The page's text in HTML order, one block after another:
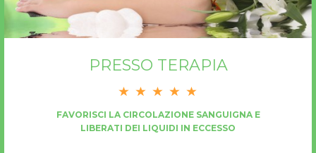
PRESSO TERAPIA
FAVORISCI LA CIRCOLAZIONE SANGUIGNA E
LIBERATI DEI LIQUIDI IN ECCESSO